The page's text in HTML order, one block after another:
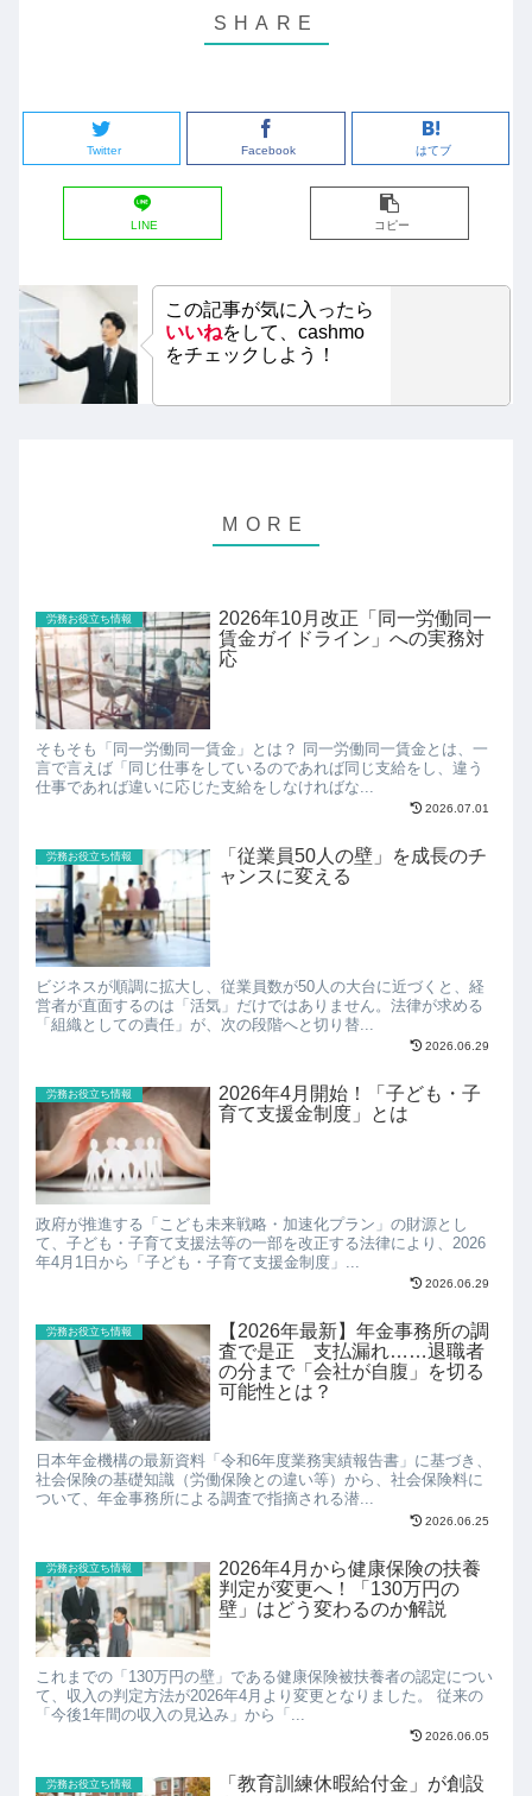
Twitter Facebook はてブ
LINE コピー
この記事が気に入ったら
いいねをして、cashmo
をチェックしよう！
労務お役立ち情報
2026年10月改正「同一労働同一
賃金ガイドライン」への実務対
応
そもそも「同一労働同一賃金」とは？ 同一労働同一賃金とは、一
言で言えば「同じ仕事をしているのであれば同じ支給をし、違う
仕事であれば違いに応じた支給をしなければな...
2026.07.01
労務お役立ち情報
「従業員50人の壁」を成長のチ
ャンスに変える
ビジネスが順調に拡大し、従業員数が50人の大台に近づくと、経
営者が直面するのは「活気」だけではありません。法律が求める
「組織としての責任」が、次の段階へと切り替...
2026.06.29
労務お役立ち情報
2026年4月開始！「子ども・子
育て支援金制度」とは
政府が推進する「こども未来戦略・加速化プラン」の財源とし
て、子ども・子育て支援法等の一部を改正する法律により、2026
年4月1日から「子ども・子育て支援金制度」...
2026.06.29
労務お役立ち情報
【2026年最新】年金事務所の調
査で是正 支払漏れ……退職者
の分まで「会社が自腹」を切る
可能性とは？
日本年金機構の最新資料「令和6年度業務実績報告書」に基づき、
社会保険の基礎知識（労働保険との違い等）から、社会保険料に
ついて、年金事務所による調査で指摘される潜...
2026.06.25
労務お役立ち情報
2026年4月から健康保険の扶養
判定が変更へ！「130万円の
壁」はどう変わるのか解説
これまでの「130万円の壁」である健康保険被扶養者の認定につい
て、収入の判定方法が2026年4月より変更となりました。 従来の
「今後1年間の収入の見込み」から「...
2026.06.05
労務お役立ち情報
「教育訓練休暇給付金」が創設